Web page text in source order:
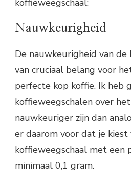
koffieweegschaal:
Nauwkeurigheid
De nauwkeurigheid van de
van cruciaal belang voor
perfecte kop koffie. Ik heb
koffieweegschalen over
nauwkeuriger zijn dan
er daarom voor dat je
koffieweegschaal met een
minimaal 0,1 gram.